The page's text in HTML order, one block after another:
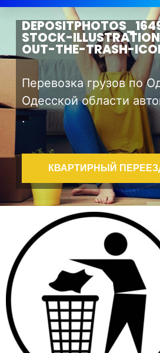
STOCK-
OUT-THE-TRASH-
Перевозка грузов по
Одесской области
.
КВАРТИРНЫЙ